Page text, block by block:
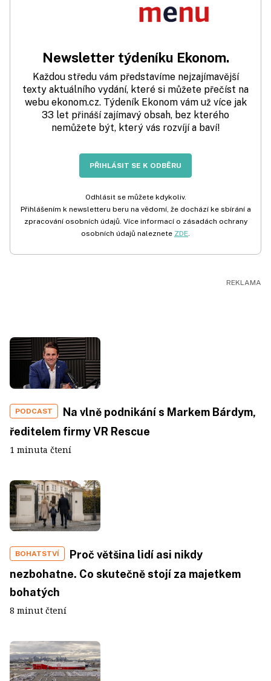
Newsletter týdeníku Ekonom.
Každou středu vám představíme nejzajímavější
texty aktuálního vydání, které si můžete přečíst na
webu ekonom.cz. Týdeník Ekonom vám už více jak
33 let přináší zajímavý obsah, bez kterého
nemůžete být, který vás rozvíjí a baví!
PŘIHLÁSIT SE K ODBĚRU
Odhlásit se můžete kdykoliv.
Přihlášením k newsletteru beru na vědomí, že dochází ke sbírání a
zpracování osobních údajů. Více informací o zásadách ochrany
osobních údajů naleznete ZDE.
PODCAST
Na vlně podnikání s Markem Bárdym,
ředitelem firmy VR Rescue
1 minuta čtení
BOHATSTVÍ
Proč většina lidí asi nikdy
nezbohatne. Co skutečně stojí za majetkem
bohatých
8 minut čtení